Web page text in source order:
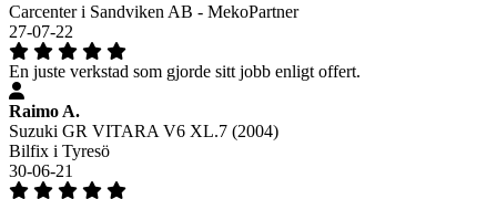
Carcenter i Sandviken AB - MekoPartner
27-07-22
En juste verkstad som gjorde sitt jobb enligt offert.
Raimo A.
Suzuki GR VITARA V6 XL.7 (2004)
Bilfix i Tyresö
30-06-21